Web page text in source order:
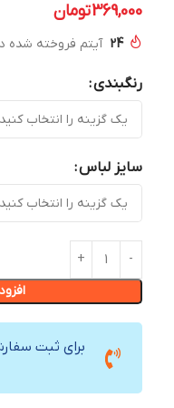
369,000تومان
24 آیتم فروخته شده
رنگبندی
سایز لباس
برای ثبت